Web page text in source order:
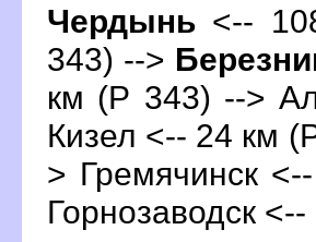
Чердынь <--
343) -->
км (Р 343) -->
Кизел <-- 24 км
> Гремячинск
Горнозаводск